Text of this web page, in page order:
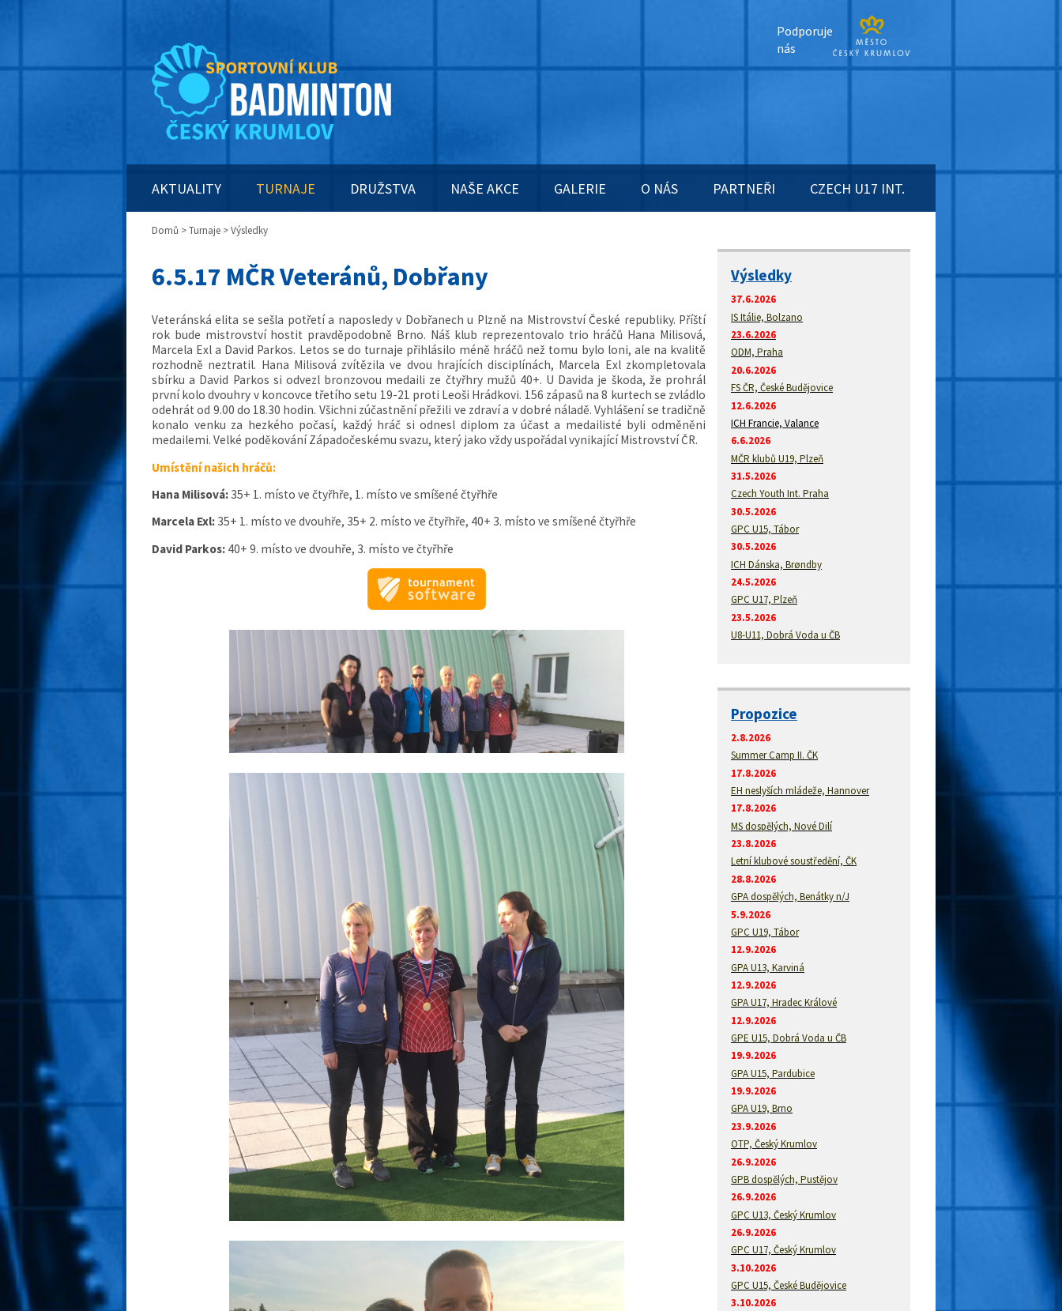
Podporuje
nás
AKTUALITY TURNAJE DRUŽSTVA NAŠE AKCE GALERIE O NÁS PARTNEŘI CZECH U17 INT.
Domů >Turnaje > Výsledky
6.5.17 MČR Veteránů, Dobřany
Veteránská elita se sešla potřetí a naposledy v Dobřanech u Plzně na Mistrovství České republiky. Příští
rok bude mistrovství hostit pravděpodobně Brno. Náš klub reprezentovalo trio hráčů Hana Milisová,
Marcela Exl a David Parkos. Letos se do turnaje přihlásilo méně hráčů než tomu bylo loni, ale na kvalitě
rozhodně neztratil. Hana Milisová zvítězila ve dvou hrajících disciplínách, Marcela Exl zkompletovala
sbírku a David Parkos si odvezl bronzovou medaili ze čtyřhry mužů 40+. U Davida je škoda, že prohrál
první kolo dvouhry v koncovce třetího setu 19-21 proti Leoši Hrádkovi. 156 zápasů na 8 kurtech se zvládlo
odehrát od 9.00 do 18.30 hodin. Všichni zúčastnění přežili ve zdraví a v dobré náladě. Vyhlášení se tradičně
konalo venku za hezkého počasí, každý hráč si odnesl diplom za účast a medailisté byli odměněni
medailemi. Velké poděkování Západočeskému svazu, který jako vždy uspořádal vynikající Mistrovství ČR.
Umístění našich hráčů:
Hana Milisová: 35+ 1. místo ve čtyřhře, 1. místo ve smíšené čtyřhře
Marcela Exl: 35+ 1. místo ve dvouhře, 35+ 2. místo ve čtyřhře, 40+ 3. místo ve smíšené čtyřhře
David Parkos: 40+ 9. místo ve dvouhře, 3. místo ve čtyřhře
Výsledky
37.6.2026
IS Itálie, Bolzano
23.6.2026
ODM, Praha
20.6.2026
FS ČR, České Budějovice
12.6.2026
ICH Francie, Valance
6.6.2026
MČR klubů U19, Plzeň
31.5.2026
Czech Youth Int. Praha
30.5.2026
GPC U15, Tábor
30.5.2026
ICH Dánska, Brøndby
24.5.2026
GPC U17, Plzeň
23.5.2026
U8-U11, Dobrá Voda u ČB
Propozice
2.8.2026
Summer Camp II. ČK
17.8.2026
EH neslyších mládeže, Hannover
17.8.2026
MS dospělých, Nové Dilí
23.8.2026
Letní klubové soustředění, ČK
28.8.2026
GPA dospělých, Benátky n/J
5.9.2026
GPC U19, Tábor
12.9.2026
GPA U13, Karviná
12.9.2026
GPA U17, Hradec Králové
12.9.2026
GPE U15, Dobrá Voda u ČB
19.9.2026
GPA U15, Pardubice
19.9.2026
GPA U19, Brno
23.9.2026
OTP, Český Krumlov
26.9.2026
GPB dospělých, Pustějov
26.9.2026
GPC U13, Český Krumlov
26.9.2026
GPC U17, Český Krumlov
3.10.2026
GPC U15, České Budějovice
3.10.2026